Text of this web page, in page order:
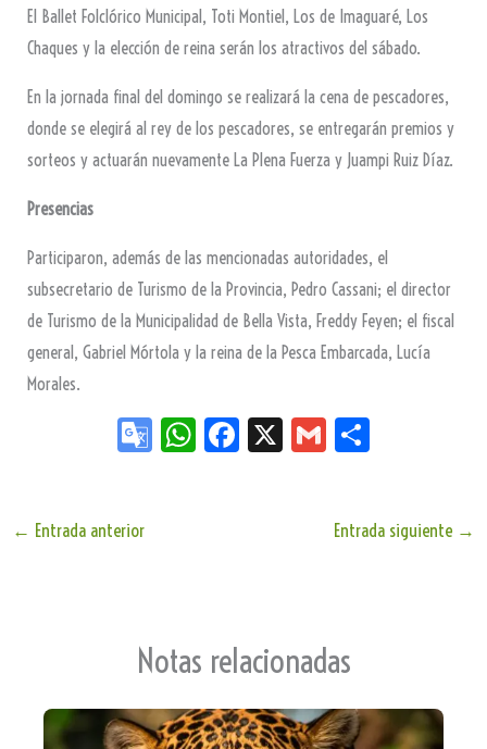
El Ballet Folclórico Municipal, Toti Montiel, Los de Imaguaré, Los
Chaques y la elección de reina serán los atractivos del sábado.
En la jornada final del domingo se realizará la cena de pescadores,
donde se elegirá al rey de los pescadores, se entregarán premios y
sorteos y actuarán nuevamente La Plena Fuerza y Juampi Ruiz Díaz.
Presencias
Participaron, además de las mencionadas autoridades, el
subsecretario de Turismo de la Provincia, Pedro Cassani; el director
de Turismo de la Municipalidad de Bella Vista, Freddy Feyen; el fiscal
general, Gabriel Mórtola y la reina de la Pesca Embarcada, Lucía
Morales.
Go
te
W
Fa
X
G
← Entrada anterior Entrada siguiente →
Notas relacionadas